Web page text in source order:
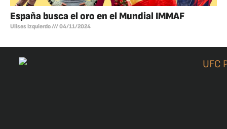
España busca el oro en el Mundial IMMAF
Ulises Izquierdo 04/11/2024